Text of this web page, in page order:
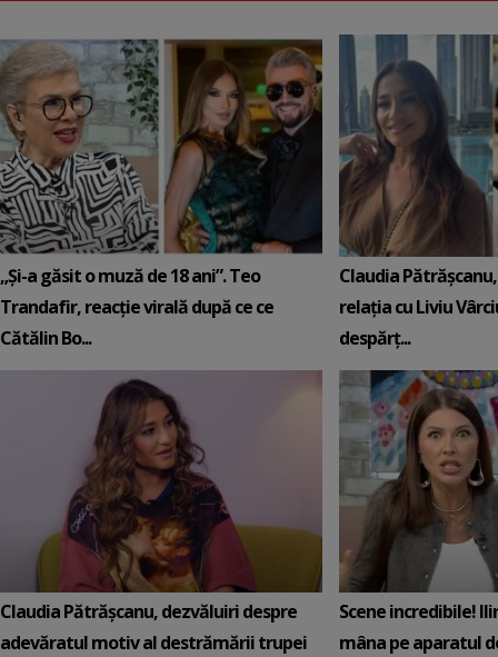
„Și-a găsit o muză de 18 ani”. Teo
Trandafir, reacție virală după ce ce
Cătălin Bo...
Claudia
relația cu Liviu
despărț...
Claudia Pătrășcanu, dezvăluiri despre
adevăratul motiv al destrămării trupei
Scene incredibile!
mâna pe aparatul